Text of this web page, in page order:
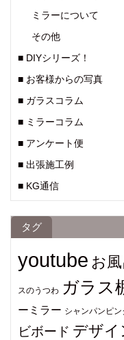
ミラーについて
その他
■ DIYシリーズ！
■ お客様からの写真
■ ガラスコラム
■ ミラーコラム
■ アンケート便
■ 出張施工例
■ KG通信
タグ
youtube お風
スのうつわ ガラス
ーミラー シャンパンピン
ビボード デザイ